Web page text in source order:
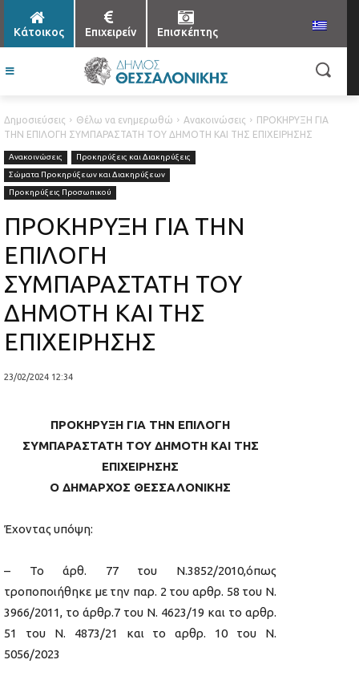
Κάτοικος Επιχειρείν Επισκέπτης
Δημοσιεύσεις Θέλω να ενημερωθώ Ανακοινώσεις
ΠΡΟΚΗΡΥΞΗ ΓΙΑ
ΤΗΝ ΕΠΙΛΟΓΗ ΣΥΜΠΑΡΑΣΤΑΤΗ ΤΟΥ ΔΗΜΟΤΗ ΚΑΙ ΤΗΣ ΕΠΙΧΕΙΡΗΣΗΣ
Ανακοινώσεις
Προκηρύξεις και Διακηρύξεις
Σώματα Προκηρύξεων και Διακηρύξεων
Προκηρύξεις Προσωπικού
ΠΡΟΚΗΡΥΞΗ ΓΙΑ ΤΗΝ
ΕΠΙΛΟΓΗ
ΣΥΜΠΑΡΑΣΤΑΤΗ ΤΟΥ
ΔΗΜΟΤΗ ΚΑΙ ΤΗΣ
ΕΠΙΧΕΙΡΗΣΗΣ
23/02/2024 12:34
ΠΡΟΚΗΡΥΞΗ ΓΙΑ ΤΗΝ ΕΠΙΛΟΓΗ
ΣΥΜΠΑΡΑΣΤΑΤΗ ΤΟΥ ΔΗΜΟΤΗ ΚΑΙ ΤΗΣ
ΕΠΙΧΕΙΡΗΣΗΣ
Ο ΔΗΜΑΡΧΟΣ ΘΕΣΣΑΛΟΝΙΚΗΣ
Έχοντας υπόψη:
– Το άρθ. 77 του Ν.3852/2010,όπως
τροποποιήθηκε με την παρ. 2 του αρθρ. 58 του Ν.
3966/2011, το άρθρ.7 του Ν. 4623/19 και το αρθρ.
51 του Ν. 4873/21 και το αρθρ. 10 του Ν.
5056/2023